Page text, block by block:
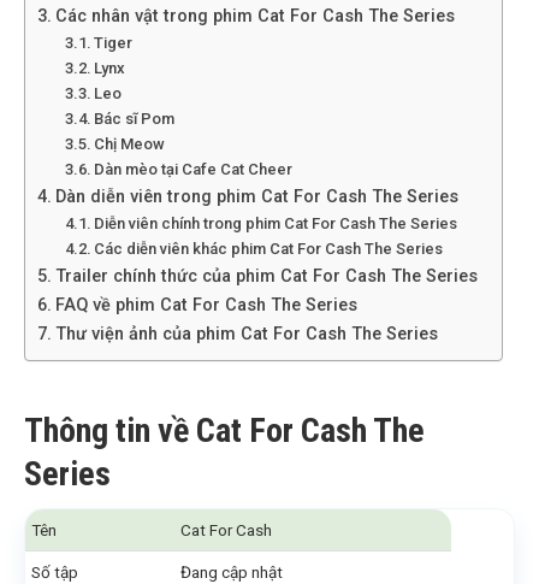
Các nhân vật trong phim Cat For Cash The Series
Tiger
Lynx
Leo
Bác sĩ Pom
Chị Meow
Dàn mèo tại Cafe Cat Cheer
Dàn diễn viên trong phim Cat For Cash The Series
Diễn viên chính trong phim Cat For Cash The Series
Các diễn viên khác phim Cat For Cash The Series
Trailer chính thức của phim Cat For Cash The Series
FAQ về phim Cat For Cash The Series
Thư viện ảnh của phim Cat For Cash The Series
Thông tin về Cat For Cash The
Series
Tên Cat For Cash
Số tập Đang cập nhật